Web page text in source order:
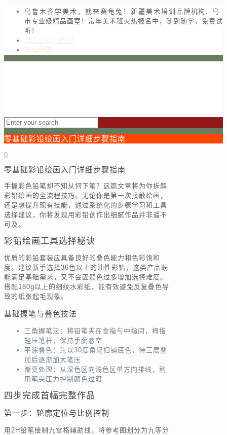
乌鲁木齐学美术，就来赛龟兔！新疆美术培训品牌机构、乌
市专业级精品画室！常年美术班火热报名中，随到随学，免费试
听！
181-1680-6557
网站地图
零基础彩铅绘画入门详细步骤指南
0
零基础彩铅绘画入门详细步骤指南
手握彩色铅笔却不知从何下笔？这篇文章将为你拆解
彩铅绘画的全流程技巧。无论你是第一次接触绘画，
还是想提升现有技能，通过系统化的步骤学习和工具
选择建议，你将发现用彩铅创作出细腻作品并非遥不
可及。
彩铅绘画工具选择秘诀
优质的彩铅套装应具备良好的叠色能力和色彩饱和
度。建议新手选择36色以上的油性彩铅，这类产品既
能满足基础需求，又不会因颜色过多增加选择难度。
搭配180g以上的细纹水彩纸，能有效避免反复叠色导
致的纸张起毛现象。
基础握笔与叠色技法
三角握笔法：将铅笔夹在食指与中指间，拇指
轻压笔杆，保持手腕悬空
平涂叠色：先以30度角轻扫铺底色，待三层叠
加后逐渐加大笔压
渐变处理：从深色区向浅色区单方向排线，利
用笔尖压力控制颜色过渡
四步完成首幅完整作品
第一步：轮廓定位与比例控制
用2H铅笔绘制九宫格辅助线，将参考图划分为九等分